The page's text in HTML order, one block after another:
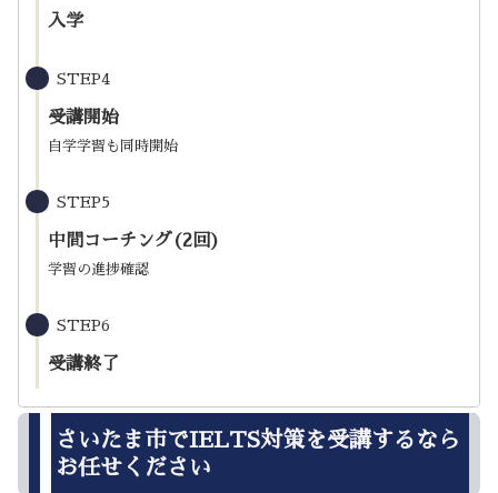
入学
STEP4
受講開始
自学学習も同時開始
STEP5
中間コーチング(2回)
学習の進捗確認
STEP6
受講終了
さいたま市でIELTS対策を受講するなら
お任せください